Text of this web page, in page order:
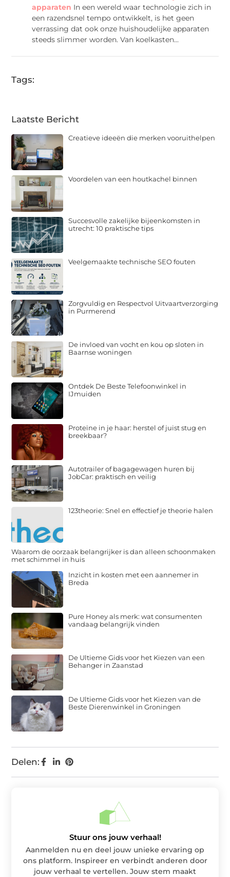
apparaten In een wereld waar technologie zich in
een razendsnel tempo ontwikkelt, is het geen
verrassing dat ook onze huishoudelijke apparaten
steeds slimmer worden. Van koelkasten...
Tags:
Delen:
Laatste Bericht
Creatieve ideeën die merken vooruithelpen
Voordelen van een houtkachel binnen
Succesvolle zakelijke bijeenkomsten in
utrecht: 10 praktische tips
Veelgemaakte technische SEO fouten
Zorgvuldig en Respectvol Uitvaartverzorging
in Purmerend
De invloed van vocht en kou op sloten in
Baarnse woningen
Ontdek De Beste Telefoonwinkel in
IJmuiden
Proteïne in je haar: herstel of juist stug en
breekbaar?
Autotrailer of bagagewagen huren bij
JobCar: praktisch en veilig
123theorie: Snel en effectief je theorie halen
Waarom de oorzaak belangrijker is dan alleen schoonmaken
met schimmel in huis
Inzicht in kosten met een aannemer in
Breda
Pure Honey als merk: wat consumenten
vandaag belangrijk vinden
De Ultieme Gids voor het Kiezen van een
Behanger in Zaanstad
De Ultieme Gids voor het Kiezen van de
Beste Dierenwinkel in Groningen
Stuur ons jouw verhaal!
Aanmelden nu en deel jouw unieke ervaring op
ons platform. Inspireer en verbindt anderen door
jouw verhaal te vertellen. Jouw stem maakt